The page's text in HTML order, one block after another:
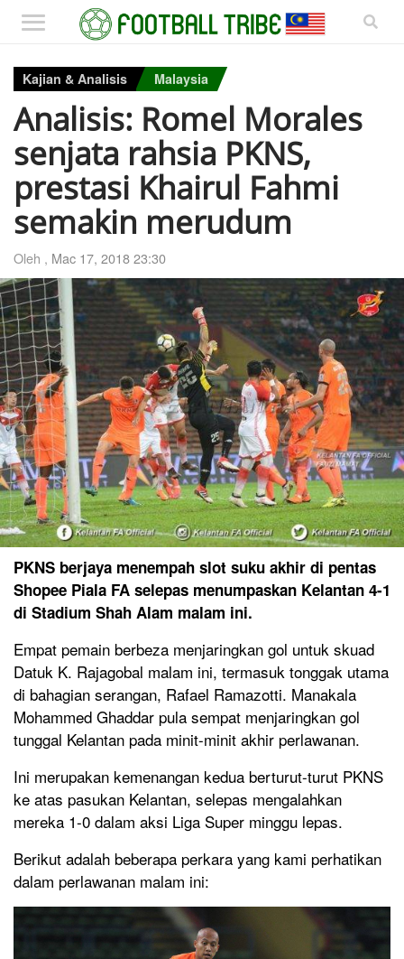
Kajian & Analisis Malaysia
Analisis: Romel Morales
senjata rahsia PKNS,
prestasi Khairul Fahmi
semakin merudum
Oleh , Mac 17, 2018 23:30
PKNS berjaya menempah slot suku akhir di pentas
Shopee Piala FA selepas menumpaskan Kelantan 4-1
di Stadium Shah Alam malam ini.
Empat pemain berbeza menjaringkan gol untuk skuad
Datuk K. Rajagobal malam ini, termasuk tonggak utama
di bahagian serangan, Rafael Ramazotti. Manakala
Mohammed Ghaddar pula sempat menjaringkan gol
tunggal Kelantan pada minit-minit akhir perlawanan.
Ini merupakan kemenangan kedua berturut-turut PKNS
ke atas pasukan Kelantan, selepas mengalahkan
mereka 1-0 dalam aksi Liga Super minggu lepas.
Berikut adalah beberapa perkara yang kami perhatikan
dalam perlawanan malam ini: